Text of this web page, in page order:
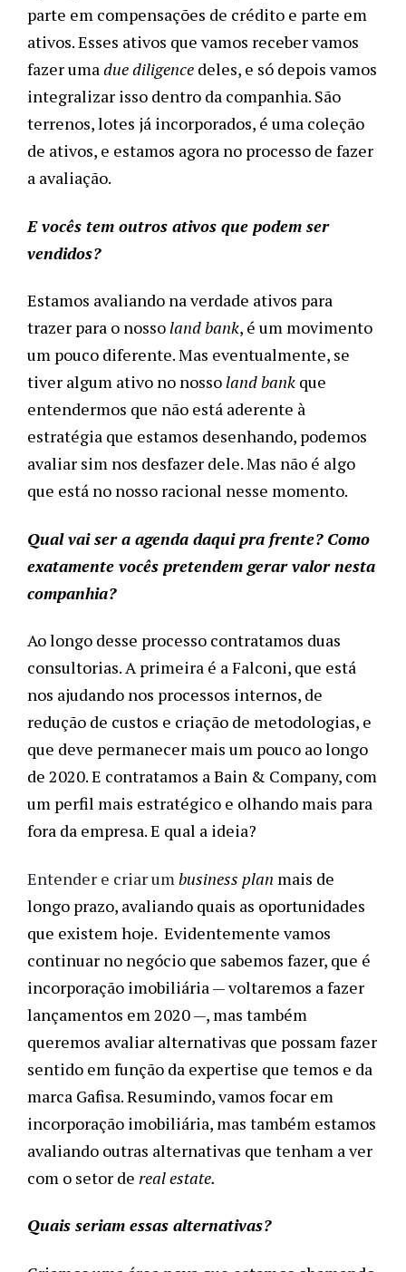
parte em compensações de crédito e parte em
ativos. Esses ativos que vamos receber vamos
fazer umadue diligence deles, e só depois vamos
integralizar isso dentro da companhia. São
terrenos, lotes já incorporados, é uma coleção
de ativos, e estamos agora no processo de fazer
a avaliação.
E vocês tem outros ativos que podem ser
vendidos?
Estamos avaliando na verdade ativos para
trazer para o nossoland bank, é um movimento
um pouco diferente. Mas eventualmente, se
tiver algum ativo no nossoland bank que
entendermos que não está aderente à
estratégia que estamos desenhando, podemos
avaliar sim nos desfazer dele. Mas não é algo
que está no nosso racional nesse momento.
Qual vai ser a agenda daqui pra frente? Como
exatamente vocês pretendem gerar valor nesta
companhia?
Ao longo desse processo contratamos duas
consultorias. A primeira é a Falconi, que está
nos ajudando nos processos internos, de
redução de custos e criação de metodologias, e
que deve permanecer mais um pouco ao longo
de 2020. E contratamos a Bain & Company, com
um perfil mais estratégico e olhando mais para
fora da empresa. E qual a ideia?
Entender e criar um business plan mais de
longo prazo, avaliando quais as oportunidades
que existem hoje. Evidentemente vamos
continuar no negócio que sabemos fazer, que é
incorporação imobiliária —voltaremos a fazer
lançamentos em 2020—, mas também
queremos avaliar alternativas que possam fazer
sentido em função da expertise que temos e da
marca Gafisa. Resumindo, vamos focar em
incorporação imobiliária, mas também estamos
avaliando outras alternativas que tenham a ver
com o setor de real estate.
Quais seriam essas alternativas?